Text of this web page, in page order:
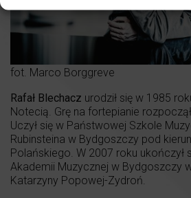
fot. Marco Borggreve
Rafał Blechacz urodził się w 1985
Notecią. Grę na fortepianie
Uczył się w Państwowej Szkole
Rubinsteina w Bydgoszczy pod
Polańskiego. W 2007 roku ukończył
Akademii Muzycznej w Bydgoszczy
Katarzyny Popowej-Zydroń.